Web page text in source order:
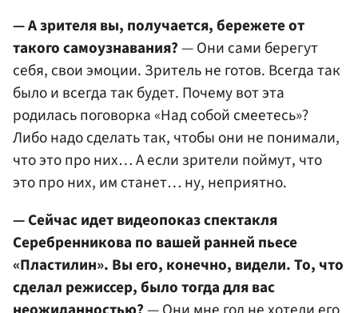
— А зрителя вы, получается, бережете от
такого самоузнавания?— Они сами берегут
себя, свои эмоции. Зритель не готов. Всегда так
было и всегда так будет. Почему вот эта
родилась поговорка «Над собой смеетесь»?
Либо надо сделать так, чтобы они не понимали,
что это про них… А если зрители поймут, что
это про них, им станет… ну, неприятно.
— Сейчас идет видеопоказ спектакля
Серебренникова по вашей ранней пьесе
«Пластилин». Вы его, конечно, видели. То, что
сделал режиссер, было тогда для вас